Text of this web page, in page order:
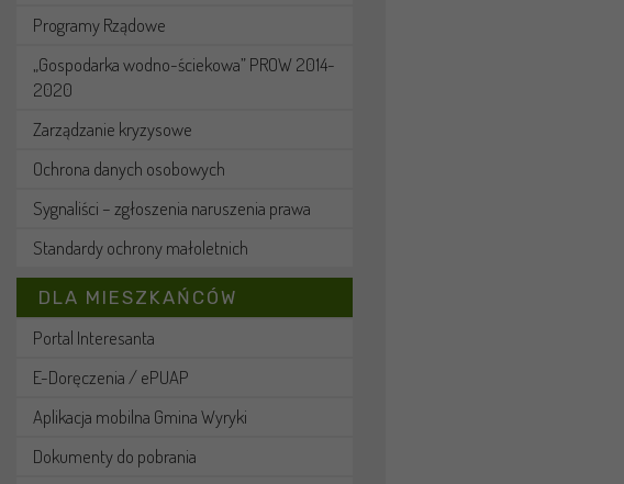
Programy Rządowe
„Gospodarka wodno-ściekowa” PROW 2014-
2020
Zarządzanie kryzysowe
Ochrona danych osobowych
Sygnaliści – zgłoszenia naruszenia prawa
Standardy ochrony małoletnich
DLA MIESZKAŃCÓW
Portal Interesanta
E-Doręczenia / ePUAP
Aplikacja mobilna Gmina Wyryki
Dokumenty do pobrania